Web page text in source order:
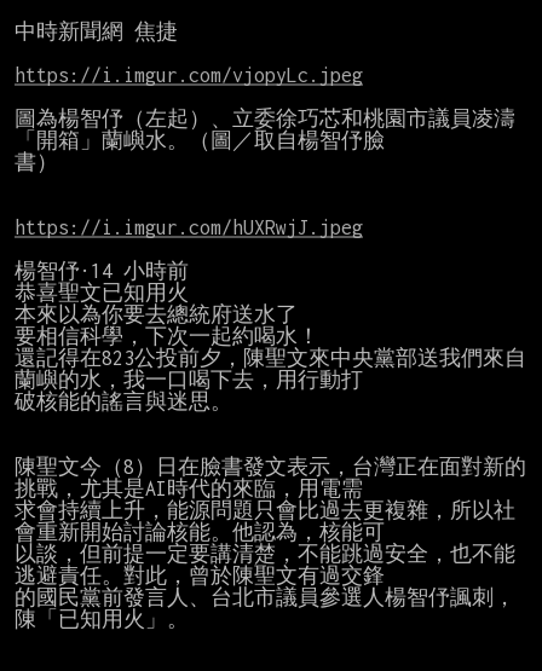
中時新聞網 焦捷
https://i.imgur.com/vjopyLc.jpeg
圖為楊智伃（左起）、立委徐巧芯和桃園市議員凌濤
「開箱」蘭嶼水。（圖／取自楊智伃臉
書）
https://i.imgur.com/hUXRwjJ.jpeg
楊智伃·14 小時前
恭喜聖文已知用火
本來以為你要去總統府送水了
要相信科學，下次一起約喝水！
還記得在823公投前夕，陳聖文來中央黨部送我們來自
蘭嶼的水，我一口喝下去，用行動打
破核能的謠言與迷思。
陳聖文今（8）日在臉書發文表示，台灣正在面對新的
挑戰，尤其是AI時代的來臨，用電需
求會持續上升，能源問題只會比過去更複雜，所以社
會重新開始討論核能。他認為，核能可
以談，但前提一定要講清楚，不能跳過安全，也不能
逃避責任。對此，曾於陳聖文有過交鋒
的國民黨前發言人、台北市議員參選人楊智伃諷刺，
陳「已知用火」。